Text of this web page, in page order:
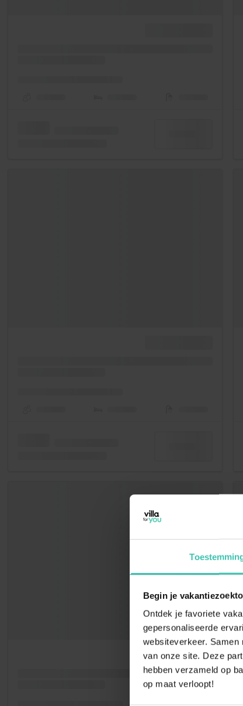
Begin je
Ontdek je favoriete
gepersonaliseerde
websiteverkeer. Samen
van onze site. Deze
hebben verzameld op
op maat verloopt!